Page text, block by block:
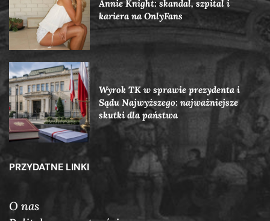
Annie Knight: skandal, szpital i
kariera na OnlyFans
Wyrok TK w sprawie prezydenta i
Sądu Najwyższego: najważniejsze
skutki dla państwa
PRZYDATNE LINKI
O nas